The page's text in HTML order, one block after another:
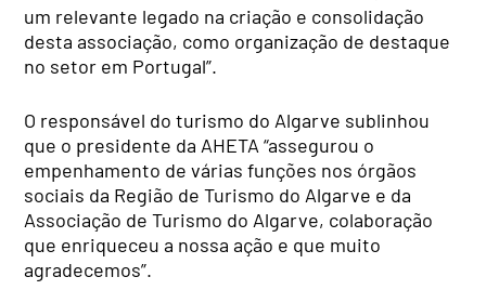
um relevante legado na criação e consolidação
desta associação, como organização de destaque
no setor em Portugal”.
O responsável do turismo do Algarve sublinhou
que o presidente da AHETA “assegurou o
empenhamento de várias funções nos órgãos
sociais da Região de Turismo do Algarve e da
Associação de Turismo do Algarve, colaboração
que enriqueceu a nossa ação e que muito
agradecemos”.